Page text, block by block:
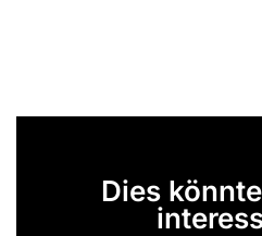
Dies